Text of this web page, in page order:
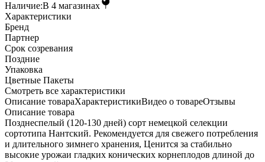
Наличие:В 4 магазинах
Характеристики
Бренд
Партнер
Срок созревания
Поздние
Упаковка
Цветные Пакеты
Cмотреть все характеристики
Описание товараХарактеристикиВидео о товареОтзывы
Описание товара
Позднеспелый (120-130 дней) сорт немецкой селекции
сортотипа Нантский. Рекомендуется для свежего потребления
и длительного зимнего хранения, Ценится за стабильно
высокие урожаи гладких конических корнеплодов длиной до